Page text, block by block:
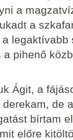
a
a
legaktívabb
pihenő
Ágit, a
de
bírtam
előre